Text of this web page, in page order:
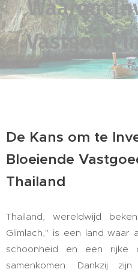
Waarom
Vastgoed
De Kans om te
Bloeiende
Thailand
Thailand, wereldwijd
Glimlach," is een land waar
schoonheid en een rijke
samenkomen. Dankzij